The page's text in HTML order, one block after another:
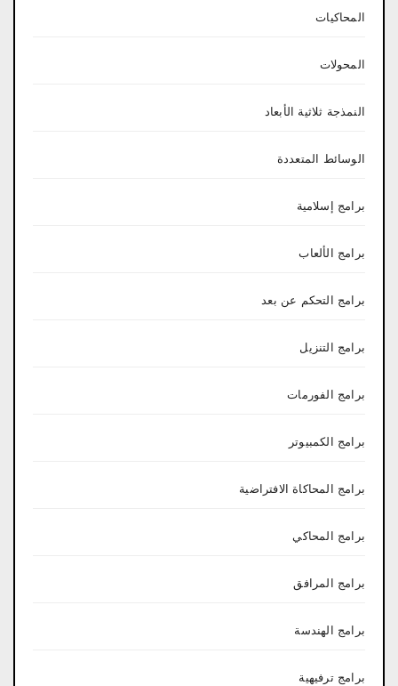
المحاكيات
المحولات
النمذجة ثلاثية الأبعاد
الوسائط المتعددة
برامج إسلامية
برامج الألعاب
برامج التحكم عن بعد
برامج التنزيل
برامج الفورمات
برامج الكمبيوتر
برامج المحاكاة الافتراضية
برامج المحاكي
برامج المرافق
برامج الهندسة
برامج ترفيهية